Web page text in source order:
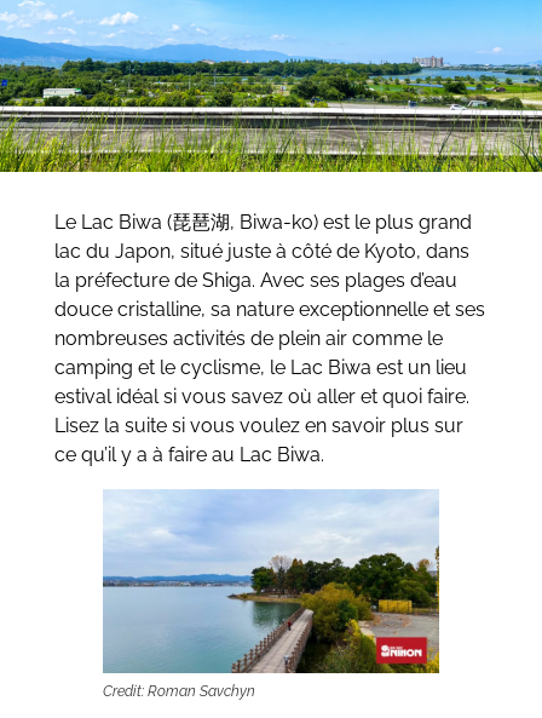
Le Lac Biwa (琵琶湖, Biwa-ko) est le plus grand
lac du Japon, situé juste à côté de Kyoto, dans
la préfecture de Shiga. Avec ses plages d’eau
douce cristalline, sa nature exceptionnelle et ses
nombreuses activités de plein air comme le
camping et le cyclisme, le Lac Biwa est un lieu
estival idéal si vous savez où aller et quoi faire.
Lisez la suite si vous voulez en savoir plus sur
ce qu’il y a à faire au Lac Biwa.
Credit: Roman Savchyn